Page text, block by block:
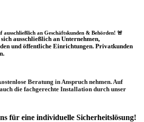
an Geschäftskunden & Behörden! 🚨
ausschließlich an Unternehmen,
und öffentliche Einrichtungen. Privatkunden
Beratung in Anspruch nehmen. Auf
die fachgerechte Installation durch unser
für eine individuelle Sicherheitslösung!